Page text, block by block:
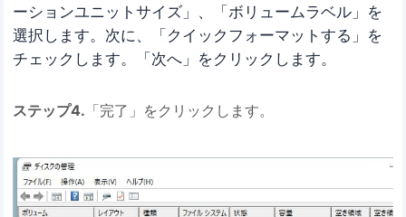
ーションユニットサイズ」、「ボリュームラベル」を
選択します。次に、「クイックフォーマットする」を
チェックします。「次へ」をクリックします。
ステップ4. 「完了」をクリックします。